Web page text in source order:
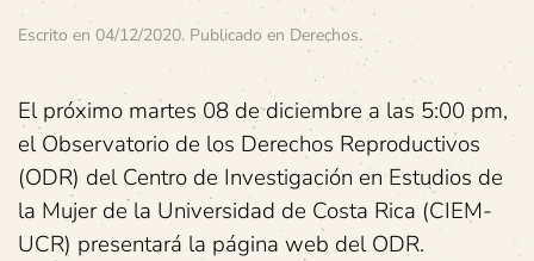
Escrito en 04/12/2020. Publicado en Derechos.
El próximo martes 08 de diciembre a las 5:00 pm,
el Observatorio de los Derechos Reproductivos
(ODR) del Centro de Investigación en Estudios de
la Mujer de la Universidad de Costa Rica (CIEM-
UCR) presentará la página web del ODR.